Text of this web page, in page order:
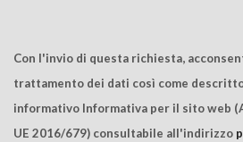
Con l'invio di questa richiesta,
trattamento dei dati così come
informativo Informativa per il sito web
UE 2016/679) consultabile all'indirizzo